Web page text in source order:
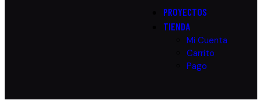
PROYECTOS
TIENDA
Mi Cuenta
Carrito
Pago